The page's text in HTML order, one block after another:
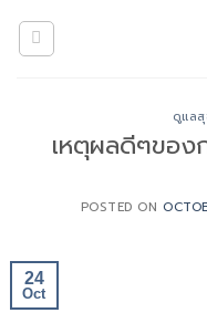
ดูแล
เหตุผลดีๆของ
POSTED ON
24
Oct